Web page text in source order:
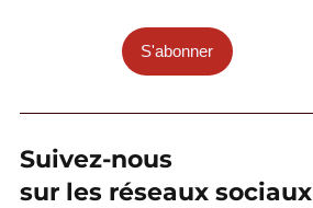
S'abonner
Suivez-nous
sur les réseaux sociaux